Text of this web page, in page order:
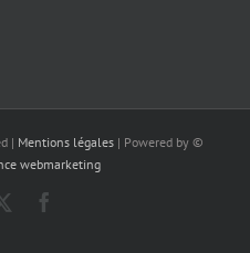
© Copyright 2024 - All Rights Reserved |
Mentions légales| Powered by
webmarketing